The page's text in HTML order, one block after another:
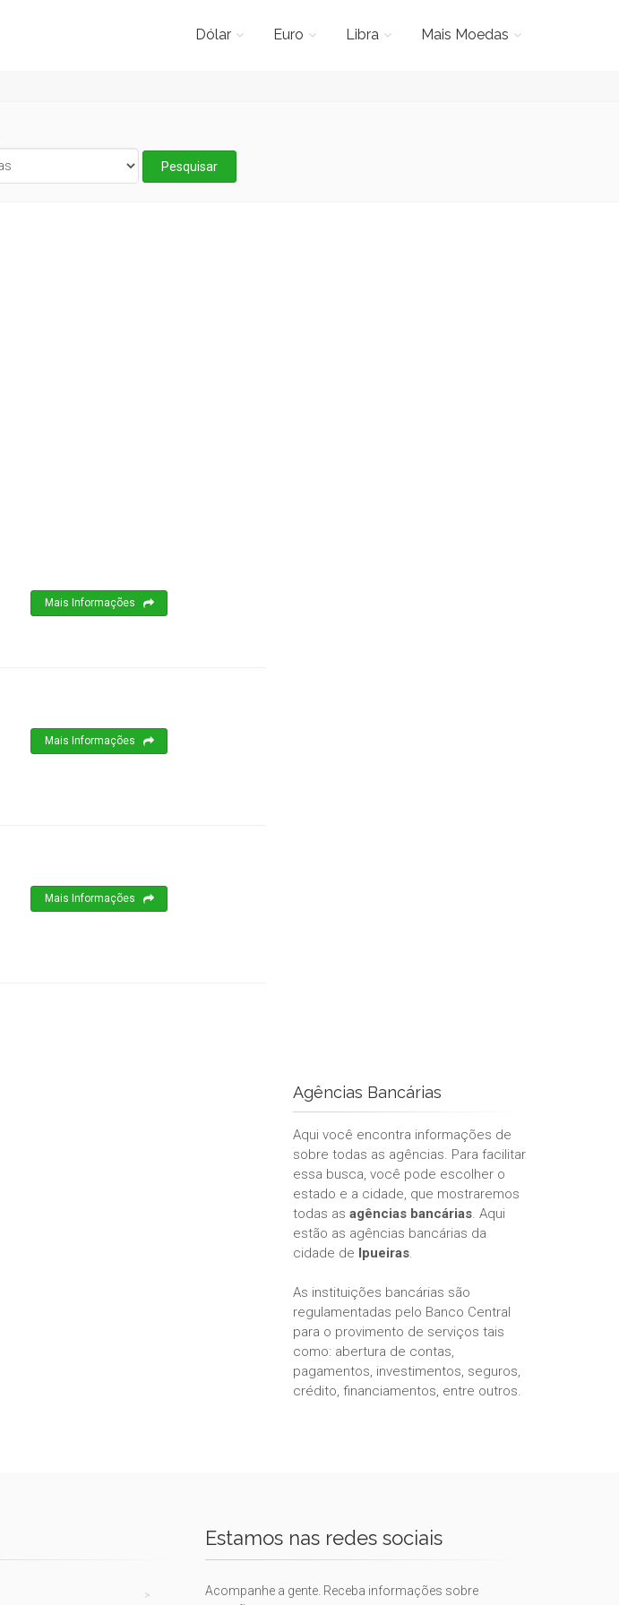
Dólar Euro Libra Mais Moedas
Pesquisar
Mais Informações
Mais Informações
Mais Informações
Agências Bancárias
Aqui você encontra informações de
sobre todas as agências. Para facilitar
essa busca, você pode escolher o
estado e a cidade, que mostraremos
todas as agências bancárias. Aqui
estão as agências bancárias da
cidade de Ipueiras.
As instituições bancárias são
regulamentadas pelo Banco Central
para o provimento de serviços tais
como: abertura de contas,
pagamentos, investimentos, seguros,
crédito, financiamentos, entre outros.
Estamos nas redes sociais
Acompanhe a gente. Receba informações sobre